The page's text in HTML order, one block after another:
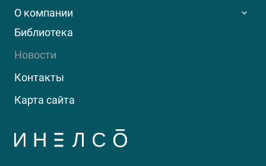
О компании
Библиотека
Новости
Контакты
Карта сайта